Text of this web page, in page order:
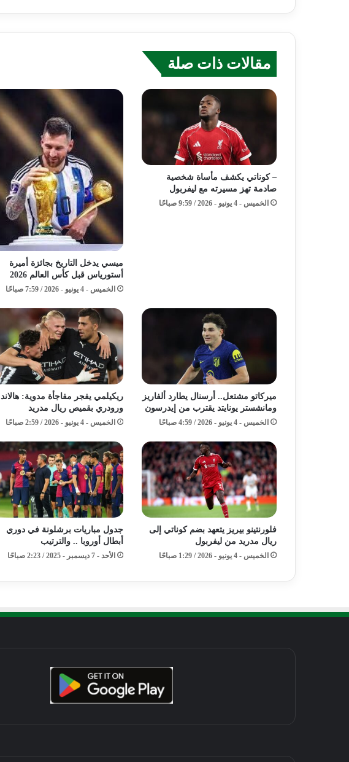
مقالات ذات صلة
– كوناتي يكشف مأساة شخصية
صادمة تهز مسيرته مع ليفربول
الخميس - 4 يونيو - 2026 / 9:59 صباحًا
ميسي يدخل التاريخ بجائزة أميرة
أستورياس قبل كأس العالم 2026
الخميس - 4 يونيو - 2026 / 7:59 صباحًا
ميركاتو مشتعل.. أرسنال يطارد ألفاريز
ومانشستر يونايتد يقترب من إيدرسون
الخميس - 4 يونيو - 2026 / 4:59 صباحًا
ريكيلمي يفجر مفاجأة مدوية: هالاند
ورودري بقميص ريال مدريد
الخميس - 4 يونيو - 2026 / 2:59 صباحًا
فلورنتينو بيريز يتعهد بضم كوناتي إلى
ريال مدريد من ليفربول
الخميس - 4 يونيو - 2026 / 1:29 صباحًا
جدول مباريات برشلونة في دوري
أبطال أوروبا .. والترتيب
الأحد - 7 ديسمبر - 2025 / 2:23 صباحًا